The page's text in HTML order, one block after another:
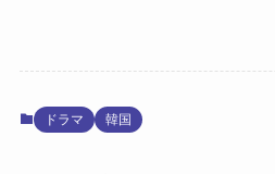
ドラマ 韓国